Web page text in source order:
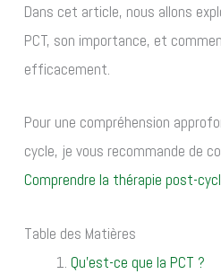
Dans cet article, nous allons
PCT, son importance, et
efficacement.
Pour une compréhension
cycle, je vous recommande de
Comprendre la thérapie post-
Table des Matières
Qu’est-ce que la PCT ?